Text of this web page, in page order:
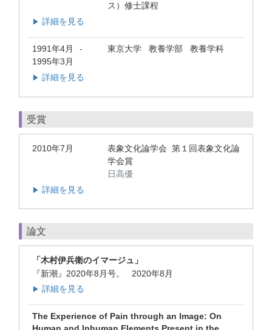
ス）修士課程
▶ 詳細を見る
1991年4月 -
1995年3月
東京大学 教養学部 教養学科
▶ 詳細を見る
受賞
2010年7月
表象文化論学会 第１回表象文化論
学会賞
日高優
▶ 詳細を見る
論文
「木村伊兵衛のイマージュ」
『新潮』2020年8月号。 2020年8月
▶ 詳細を見る
The Experience of Pain through an Image: On